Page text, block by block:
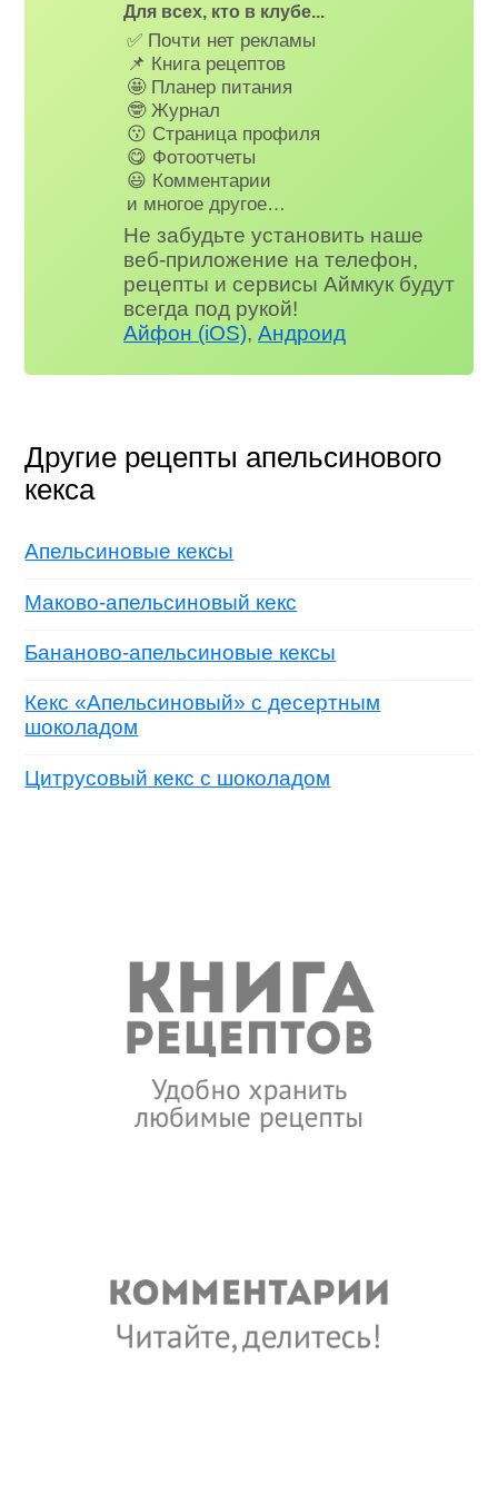
Для всех, кто в клубе...
✅ Почти нет рекламы
📌 Книга рецептов
🤩 Планер питания
🤓 Журнал
😗 Страница профиля
😋 Фотоотчеты
😃 Комментарии
и многое другое…
Не забудьте установить наше
веб-приложение на телефон,
рецепты и сервисы Аймкук будут
всегда под рукой!
Айфон (iOS),Андроид
Другие рецепты апельсинового
кекса
Апельсиновые кексы
Маково-апельсиновый кекс
Бананово-апельсиновые кексы
Кекс «Апельсиновый» с десертным
шоколадом
Цитрусовый кекс с шоколадом